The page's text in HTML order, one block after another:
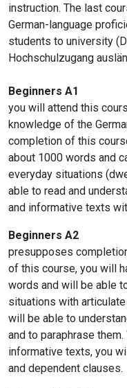
instruction. The last
German-language
students to university
Hochschulzugang
Beginners A1
you will attend this
knowledge of the
completion of this
about 1000 words and
everyday situations
able to read and
and informative texts
Beginners A2
presupposes
of this course, you will
words and will be able
situations with
will be able to
and to paraphrase
informative texts, you
and dependent clauses.